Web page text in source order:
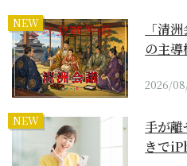
NEW
「清
の主
2026/
NEW
手が
きで